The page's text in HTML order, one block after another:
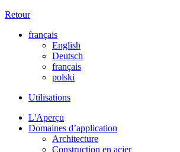
Retour
français
English
Deutsch
français
polski
Utilisations
L'Aperçu
Domaines d’application
Architecture
Construction en acier